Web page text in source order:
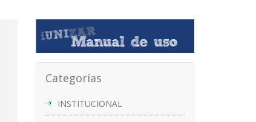
Categorías
INSTITUCIONAL